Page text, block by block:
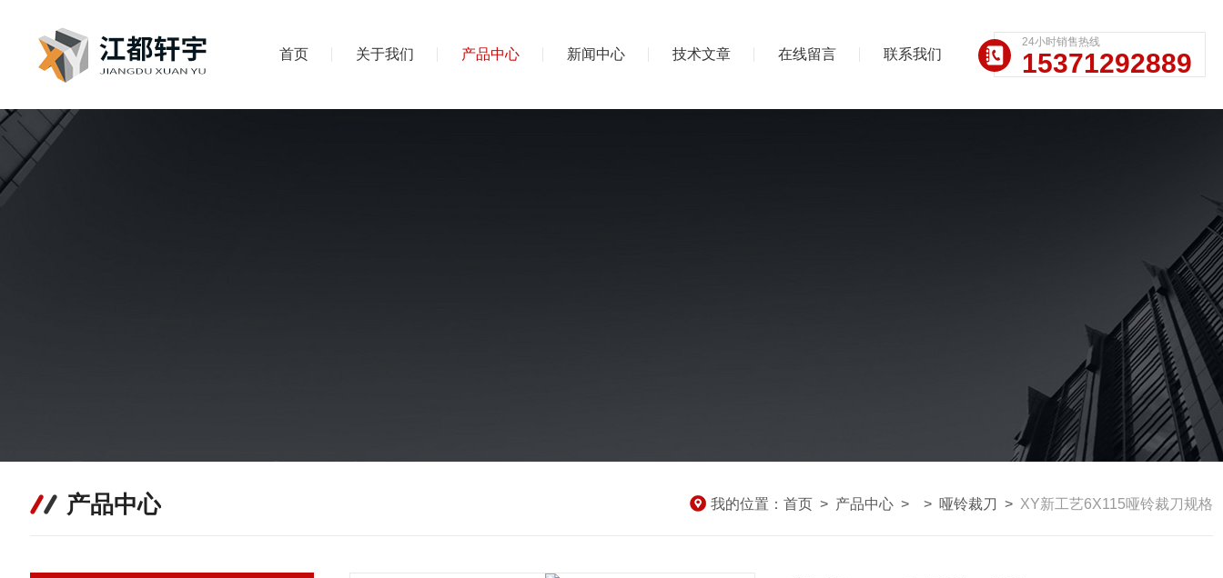
首页 关于我们 产品中心 新闻中心 技术文章 在线留言 联系我们
24小时销售热线
15371292889
产品中心 我的位置： 首页 > 产品中心 > > 哑铃裁刀 > XY新工艺6X115哑铃裁刀规格